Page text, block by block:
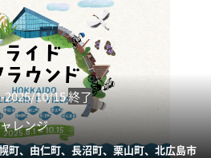
-2025/10/15終了
レンジ
町、由仁町、長沼町、栗山町、北広島市